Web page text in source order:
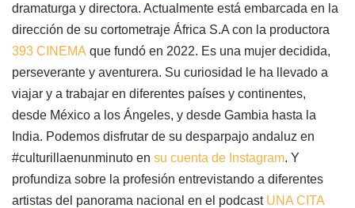
dramaturga y directora. Actualmente está embarcada en la
dirección de su cortometraje África S.A con la productora
393 CINEMA⁠ que fundó en 2022. Es una mujer decidida,
perseverante y aventurera. Su curiosidad le ha llevado a
viajar y a trabajar en diferentes países y continentes,
desde México a los Ángeles, y desde Gambia hasta la
India. Podemos disfrutar de su desparpajo andaluz en
#culturillaenunminuto en ⁠su cuenta de Instagram⁠. Y
profundiza sobre la profesión entrevistando a diferentes
artistas del panorama nacional en el podcast⁠UNA CITA